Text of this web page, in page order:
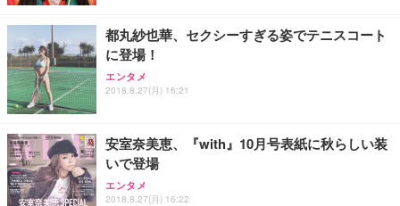
都丸紗也華、セクシーすぎる姿でテニスコート
に登場！
エンタメ
2018.8.27(月) 16:21
安室奈美恵、『with』10月号表紙に秋らしい装
いで登場
エンタメ
2018.8.27(月) 16:22